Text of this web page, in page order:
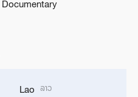
Documentary
Lao ລາວ